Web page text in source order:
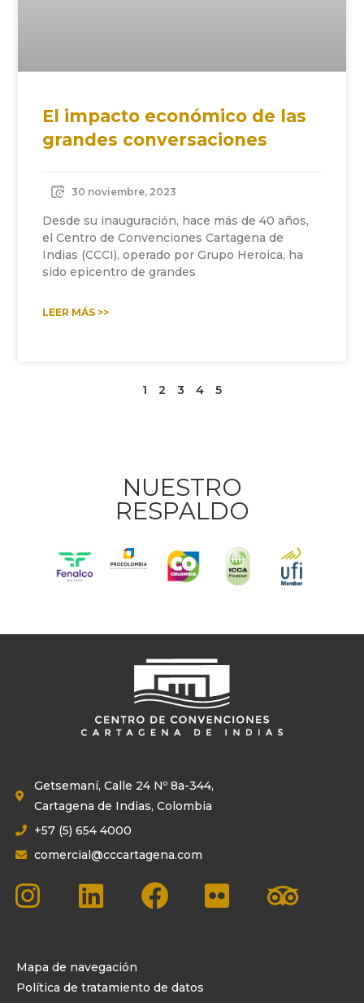
El impacto económico de las
grandes conversaciones
30 noviembre, 2023
Desde su inauguración, hace más de 40 años,
el Centro de Convenciones Cartagena de
Indias (CCCI), operado por Grupo Heroica, ha
sido epicentro de grandes
LEER MÁS >>
1 2 3 4 5
NUESTRO
RESPALDO
Getsemaní, Calle 24 Nº 8a-344,
Cartagena de Indias, Colombia
+57 (5) 654 4000
comercial@cccartagena.com
Mapa de navegación
Política de tratamiento de datos